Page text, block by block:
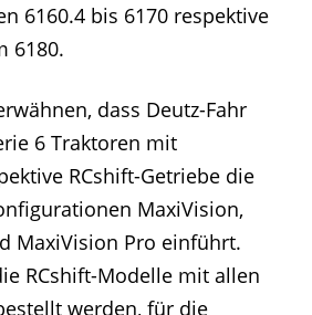
6160.4 bis 6170 respektive
6180.
dass Deutz-Fahr
6 Traktoren mit
RCshift-Getriebe die
MaxiVision,
MaxiVision Pro einführt.
RCshift-Modelle mit allen
werden, für die